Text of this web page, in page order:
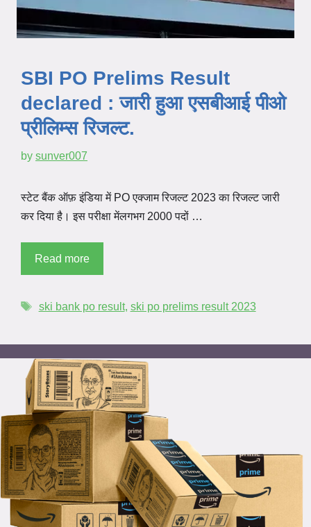
SBI PO Prelims Result
declared : जारी हुआ एसबीआई पीओ
प्रीलिम्स रिजल्ट.
by sunver007
स्टेट बैंक ऑफ़ इंडिया में PO एक्जाम रिजल्ट 2023 का रिजल्ट जारी
कर दिया है। इस परीक्षा मेंलगभग 2000 पदों …
Read more
ski bank po result, ski po prelims result 2023